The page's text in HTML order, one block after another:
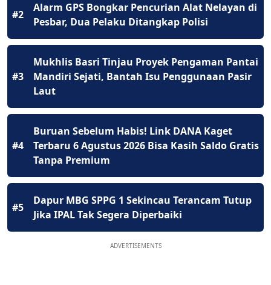
#2
Alarm GPS Bongkar Pencurian Alat Nelayan di
Pesbar, Dua Pelaku Ditangkap Polisi
#3
Mukhlis Basri Tinjau Proyek Pengaman Pantai
Mandiri Sejati, Bantah Isu Penggunaan Pasir
Laut
#4
Buruan Sebelum Habis! Link DANA Kaget
Terbaru 6 Agustus 2026 Bisa Kasih Saldo Gratis
Tanpa Premium
#5
Dapur MBG SPPG 1 Sekincau Terancam Tutup
Jika IPAL Tak Segera Diperbaiki
ADVERTISEMENTS